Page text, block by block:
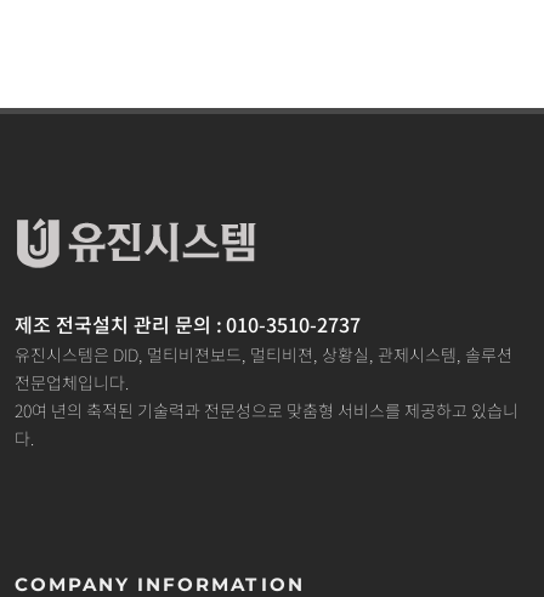
제조 전국설치 관리 문의 : 010-3510-2737
유진시스템은 DID, 멀티비젼보드, 멀티비젼, 상황실, 관제시스템, 솔루션
전문업체입니다.
20여 년의 축적된 기술력과 전문성으로 맞춤형 서비스를 제공하고 있습니
다.
COMPANY INFORMATION